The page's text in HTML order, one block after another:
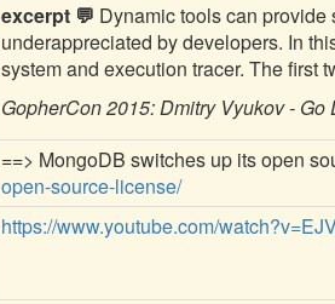
excerpt 💬 Dynamic tools can
underappreciated by developers. In
system and execution tracer. The first
GopherCon 2015: Dmitry Vyukov - Go
==> MongoDB switches up its open
open-source-license/
https://www.youtube.com/